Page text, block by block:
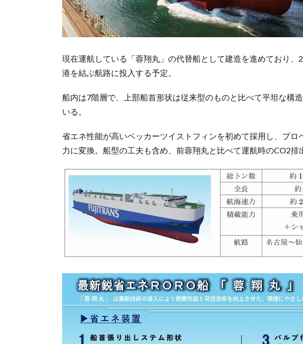
現在運航している「蓉翔丸」の代替船として建造を進めており
港を結ぶ航路に投入する予定。
船内は7階層で、上部船首形状は従来型のものと比べて平坦な構
いる。
省エネ性能が高いベッカーツイストフィンを初めて採用し、プロ
力に変換。船型の工夫も含め、前蓉翔丸と比べて運航時のCO2排